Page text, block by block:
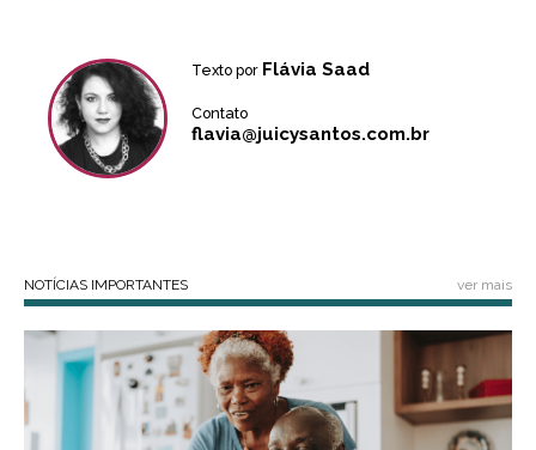
Texto por Flávia Saad
Contato
flavia@juicysantos.com.br
NOTÍCIAS IMPORTANTES ver mais